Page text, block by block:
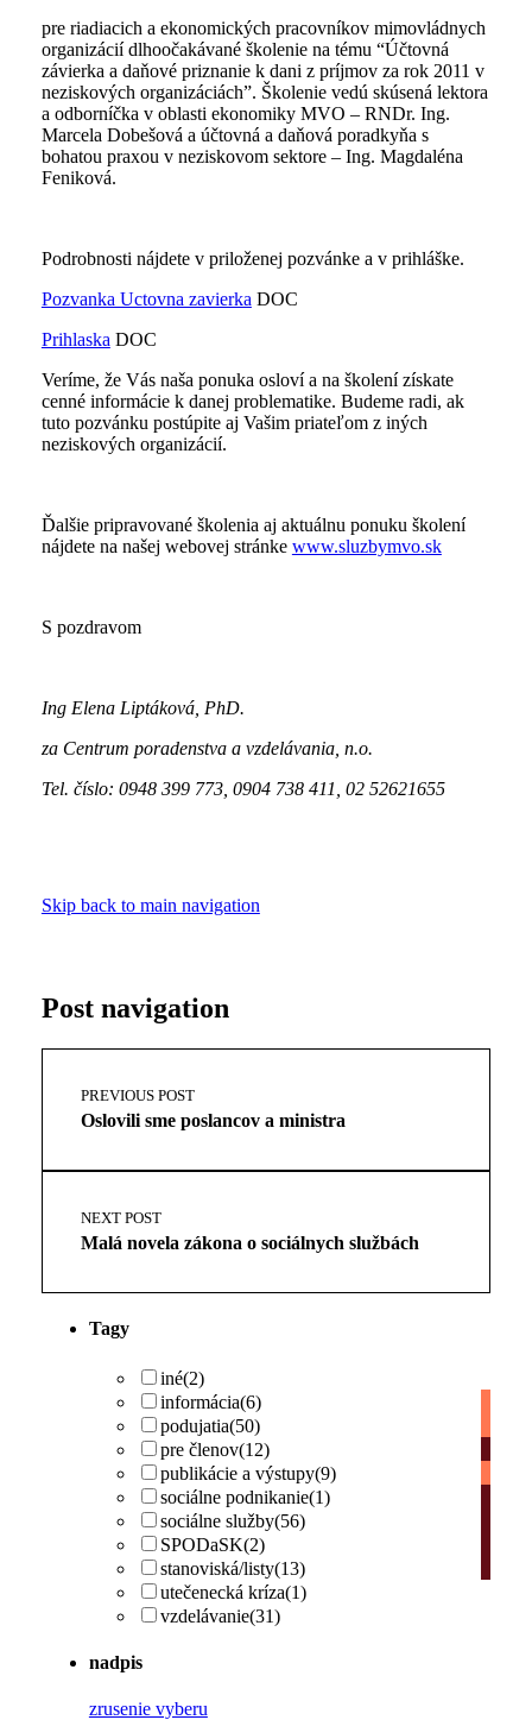
pre riadiacich a ekonomických pracovníkov mimovládnych
organizácií dlhoočakávané školenie na tému “Účtovná
závierka a daňové priznanie k dani z príjmov za rok 2011 v
neziskových organizáciách”. Školenie vedú skúsená lektora
a odborníčka v oblasti ekonomiky MVO – RNDr. Ing.
Marcela Dobešová a účtovná a daňová poradkyňa s
bohatou praxou v neziskovom sektore – Ing. Magdaléna
Feniková.
Podrobnosti nájdete v priloženej pozvánke a v prihláške.
Pozvanka Uctovna zavierka DOC
Prihlaska DOC
Veríme, že Vás naša ponuka osloví a na školení získate
cenné informácie k danej problematike. Budeme radi, ak
tuto pozvánku postúpite aj Vašim priateľom z iných
neziskových organizácií.
Ďalšie pripravované školenia aj aktuálnu ponuku školení
nájdete na našej webovej stránke www.sluzbymvo.sk
S pozdravom
Ing Elena Liptáková, PhD.
za Centrum poradenstva a vzdelávania, n.o.
Tel. číslo: 0948 399 773, 0904 738 411, 02 52621655
Skip back to main navigation
Post navigation
PREVIOUS POST
Oslovili sme poslancov a ministra
NEXT POST
Malá novela zákona o sociálnych službách
Tagy
iné(2)
informácia(6)
podujatia(50)
pre členov(12)
publikácie a výstupy(9)
sociálne podnikanie(1)
sociálne služby(56)
SPODaSK(2)
stanoviská/listy(13)
utečenecká kríza(1)
vzdelávanie(31)
nadpis
zrusenie vyberu